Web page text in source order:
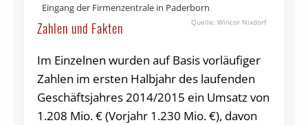
Eingang der Firmenzentrale in Paderborn
Wincor Nixdorf
Zahlen und Fakten
Im Einzelnen wurden auf Basis vorläufiger
Zahlen im ersten Halbjahr des laufenden
Geschäftsjahres 2014/2015 ein Umsatz von
1.208 Mio. € (Vorjahr 1.230 Mio. €), davon